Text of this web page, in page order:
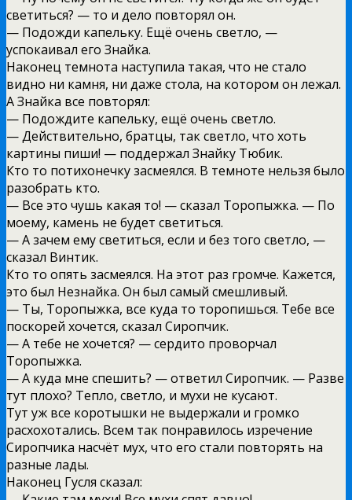
светиться? — то и дело повторял он.
— Подожди капельку. Ещё очень светло, —
успокаивал его Знайка.
Наконец темнота наступила такая, что не стало
видно ни камня, ни даже стола, на котором он лежал.
А Знайка все повторял:
— Подождите капельку, ещё очень светло.
— Действительно, братцы, так светло, что хоть
картины пиши! — поддержал Знайку Тюбик.
Кто то потихонечку засмеялся. В темноте нельзя было
разобрать кто.
— Все это чушь какая то! — сказал Торопыжка. — По
моему, камень не будет светиться.
— А зачем ему светиться, если и без того светло, —
сказал Винтик.
Кто то опять засмеялся. На этот раз громче. Кажется,
это был Незнайка. Он был самый смешливый.
— Ты, Торопыжка, все куда то торопишься. Тебе все
поскорей хочется, сказал Сиропчик.
— А тебе не хочется? — сердито проворчал
Торопыжка.
— А куда мне спешить? — ответил Сиропчик. — Разве
тут плохо? Тепло, светло, и мухи не кусают.
Тут уж все коротышки не выдержали и громко
расхохотались. Всем так понравилось изречение
Сиропчика насчёт мух, что его стали повторять на
разные лады.
Наконец Гусля сказал: